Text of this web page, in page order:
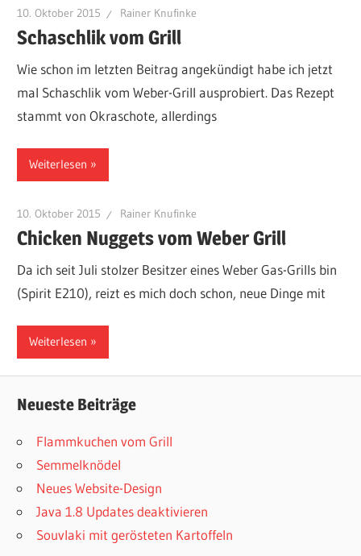
10. Oktober 2015 Rainer Knufinke
Schaschlik vom Grill
Wie schon im letzten Beitrag angekündigt habe ich jetzt
mal Schaschlik vom Weber-Grill ausprobiert. Das Rezept
stammt von Okraschote, allerdings
Weiterlesen
10. Oktober 2015 Rainer Knufinke
Chicken Nuggets vom Weber Grill
Da ich seit Juli stolzer Besitzer eines Weber Gas-Grills bin
(Spirit E210), reizt es mich doch schon, neue Dinge mit
Weiterlesen
Neueste Beiträge
Flammkuchen vom Grill
Semmelknödel
Neues Website-Design
Java 1.8 Updates deaktivieren
Souvlaki mit gerösteten Kartoffeln